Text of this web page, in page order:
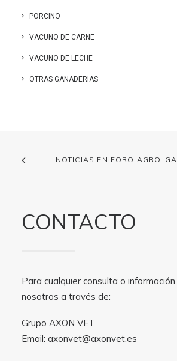
PORCINO
VACUNO DE CARNE
VACUNO DE LECHE
OTRAS GANADERIAS
NOTICIAS EN FORO AGRO-
CONTACTO
Para cualquier consulta o
nosotros a través de:
Grupo AXON VET
Email: axonvet@axonvet.es